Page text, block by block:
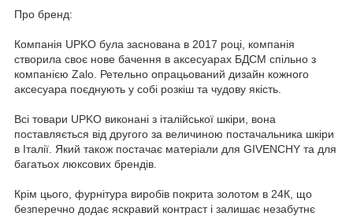
Про бренд:
Компанія UPKO була заснована в 2017 році, компанія
створила своє нове бачення в аксесуарах БДСМ спільно з
компанією Zalo. Ретельно опрацьований дизайн кожного
аксесуара поєднують у собі розкіш та чудову якість.
Всі товари UPKO виконані з італійської шкіри, вона
поставляється від другого за величиною постачальника шкіри
в Італії. Який також постачає матеріали для GIVENCHY та для
багатьох люксових брендів.
Крім цього, фурнітура виробів покрита золотом в 24К, що
безперечно додає яскравий контраст і залишає незабутнє